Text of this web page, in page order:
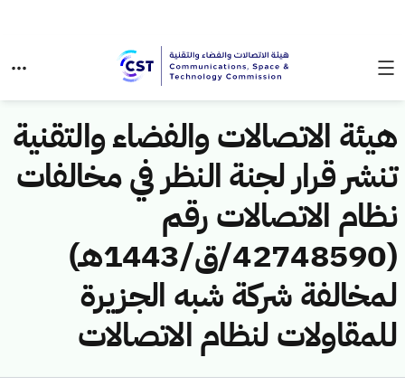
هيئة الاتصالات والفضاء والتقنية
تنشر قرار لجنة النظر في مخالفات
نظام الاتصالات رقم
(42748590/ق/1443هـ)
لمخالفة شركة شبه الجزيرة
للمقاولات لنظام الاتصالات